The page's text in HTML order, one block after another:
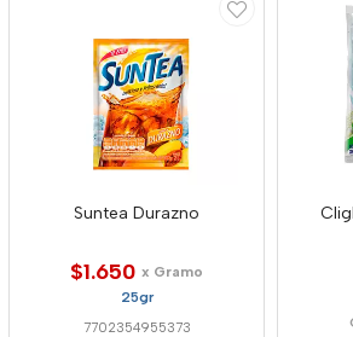
Suntea Durazno
$1.650 x Gramo
25gr
7702354955373